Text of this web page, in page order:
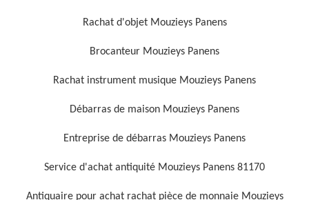
Rachat d'objet Mouzieys Panens
Brocanteur Mouzieys Panens
Rachat instrument musique Mouzieys Panens
Débarras de maison Mouzieys Panens
Entreprise de débarras Mouzieys Panens
Service d'achat antiquité Mouzieys Panens 81170
Antiquaire pour achat rachat pièce de monnaie Mouzieys